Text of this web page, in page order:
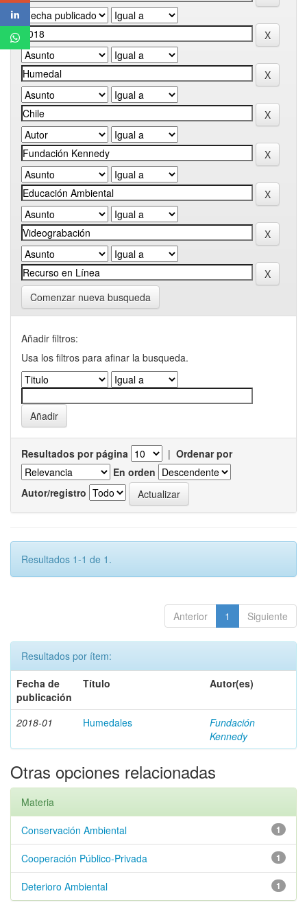
Comenzar nueva busqueda
Añadir filtros:
Usa los filtros para afinar la busqueda.
Resultados por página | Ordenar por
En orden
Autor/registro
Resultados 1-1 de 1.
Anterior 1 Siguiente
Resultados por ítem:
Fecha de
publicación
Título Autor(es)
2018-01 Humedales
Fundación
Kennedy
Otras opciones relacionadas
Materia
1
Conservación Ambiental
1
Cooperación Público-Privada
1
Deterioro Ambiental